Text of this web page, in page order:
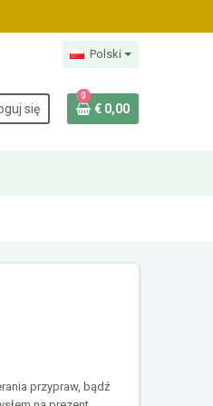
Polski
się
0
€ 0,00
przypraw, bądź